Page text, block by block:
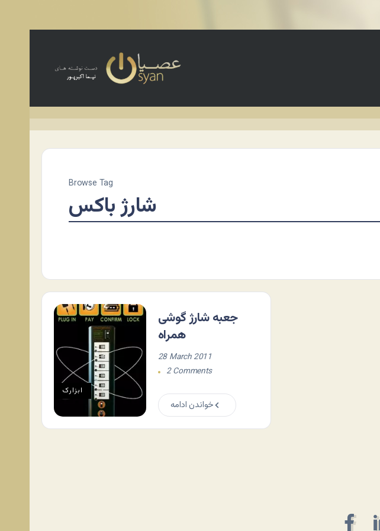
Browse Tag
شارژ باکس
ابزارک
جعبه شارژ گوشی
همراه
28 March 2011
2 Comments
خواندن ادامه